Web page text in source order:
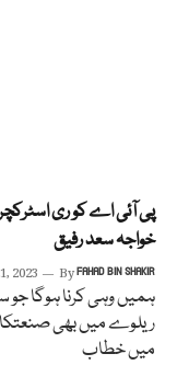
پی آئی اے کو ری
خواجہ سعد رفیق
2023 ByFAHAD BIN SHAKIR
ہمیں وہی کرنا ہوگا جو
ریلوے میں بھی
میں خطاب